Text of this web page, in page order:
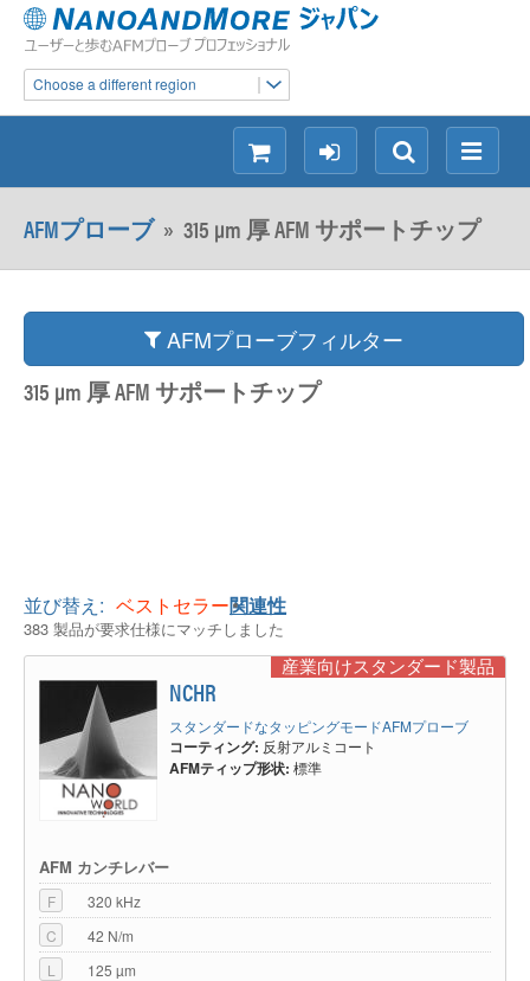
Choose a different region
メ
ニ
ュ
ー
検
索
ロ
グ
イ
ン
シ
ョ
ッ
ピ
グ
AFMプローブ» 315 µm 厚 AFM サポートチップ
AFMプローブフィルター
315 µm 厚 AFM サポートチップ
並び替え: ベストセラー関連性
383 製品が要求仕様にマッチしました
産業向けスタンダード製品
NCHR
スタンダードなタッピングモードAFMプローブ
コーティング: 反射アルミコート
AFMティップ形状: 標準
AFM カンチレバー
F
320 kHz
C
42 N/m
L
125 µm